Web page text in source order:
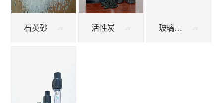
石英砂 活性炭 玻璃钢格栅